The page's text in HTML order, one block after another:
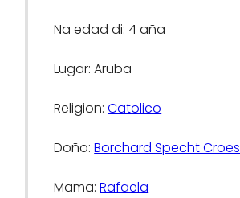
Na edad di: 4 aña
Lugar: Aruba
Religion:Catolico
Doño:Borchard Specht Croes
Mama:Rafaela